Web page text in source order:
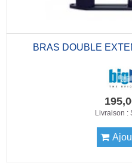
BRAS DOUBLE
Livraison :